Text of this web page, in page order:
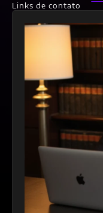
Links de contato